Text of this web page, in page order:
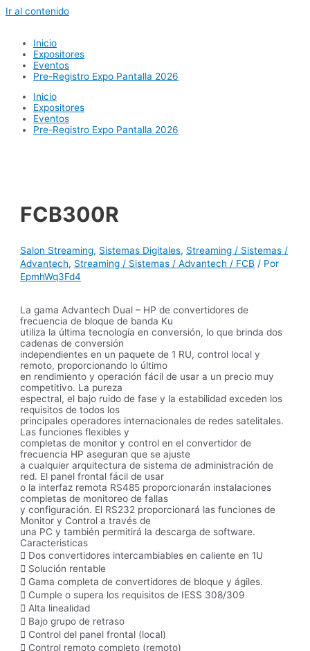
Ir al contenido
Inicio
Expositores
Eventos
Pre-Registro Expo Pantalla 2026
Inicio
Expositores
Eventos
Pre-Registro Expo Pantalla 2026
FCB300R
Salon Streaming, Sistemas Digitales, Streaming / Sistemas /
Advantech, Streaming / Sistemas / Advantech / FCB / Por
EpmhWq3Fd4
La gama Advantech Dual – HP de convertidores de
frecuencia de bloque de banda Ku
utiliza la última tecnología en conversión, lo que brinda dos
cadenas de conversión
independientes en un paquete de 1 RU, control local y
remoto, proporcionando lo último
en rendimiento y operación fácil de usar a un precio muy
competitivo. La pureza
espectral, el bajo ruido de fase y la estabilidad exceden los
requisitos de todos los
principales operadores internacionales de redes satelitales.
Las funciones flexibles y
completas de monitor y control en el convertidor de
frecuencia HP aseguran que se ajuste
a cualquier arquitectura de sistema de administración de
red. El panel frontal fácil de usar
o la interfaz remota RS485 proporcionarán instalaciones
completas de monitoreo de fallas
y configuración. El RS232 proporcionará las funciones de
Monitor y Control a través de
una PC y también permitirá la descarga de software.
Caracteristicas
 Dos convertidores intercambiables en caliente en 1U
 Solución rentable
 Gama completa de convertidores de bloque y ágiles.
 Cumple o supera los requisitos de IESS 308/309
 Alta linealidad
 Bajo grupo de retraso
 Control del panel frontal (local)
 Control remoto completo (remoto)